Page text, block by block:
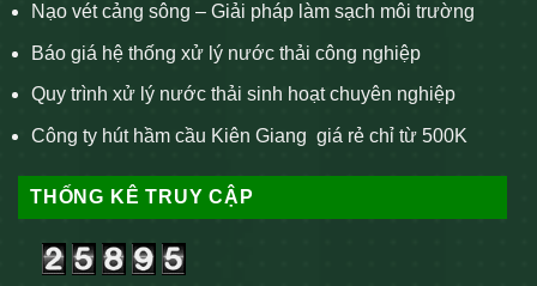
Nạo vét cảng sông – Giải pháp làm sạch môi trường
Báo giá hệ thống xử lý nước thải công nghiệp
Quy trình xử lý nước thải sinh hoạt chuyên nghiệp
Công ty hút hầm cầu Kiên Giang giá rẻ chỉ từ 500K
THỐNG KÊ TRUY CẬP